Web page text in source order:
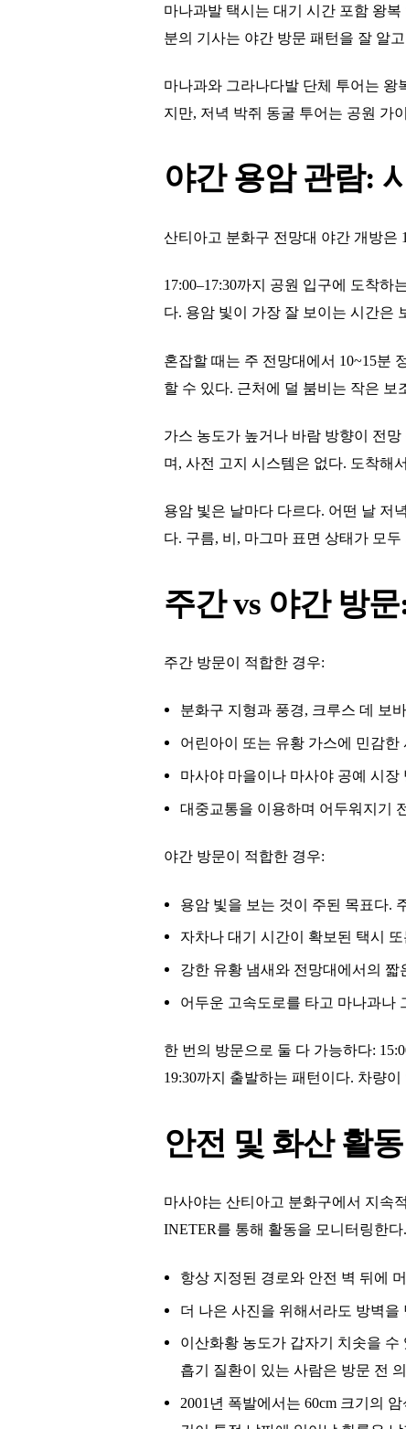
마나과발 택시는 대기 시간 포함 왕
분의 기사는 야간 방문 패턴을 잘 알
마나과와 그라나다발 단체 투어는 왕
지만, 저녁 박쥐 동굴 투어는 공원 가
야간 용암 관람:
산티아고 분화구 전망대 야간 개방은
17:00–17:30까지 공원 입구에 도착
다. 용암 빛이 가장 잘 보이는 시간은
혼잡할 때는 주 전망대에서 10~15분
할 수 있다. 근처에 덜 붐비는 작은 보
가스 농도가 높거나 바람 방향이 전
며, 사전 고지 시스템은 없다. 도착해
용암 빛은 날마다 다르다. 어떤 날 저
다. 구름, 비, 마그마 표면 상태가 모
주간 vs 야간 방
주간 방문이 적합한 경우:
분화구 지형과 풍경, 크루스 데 보
어린아이 또는 유황 가스에 민감한
마사야 마을이나 마사야 공예 시장
대중교통을 이용하며 어두워지기
야간 방문이 적합한 경우:
용암 빛을 보는 것이 주된 목표다.
자차나 대기 시간이 확보된 택시
강한 유황 냄새와 전망대에서의 짧
어두운 고속도로를 타고 마나과나
한 번의 방문으로 둘 다 가능하다:
19:30까지 출발하는 패턴이다. 차량
안전 및 화산 활
마사야는 산티아고 분화구에서 지속
INETER를 통해 활동을 모니터링한다.
항상 지정된 경로와 안전 벽 뒤에
더 나은 사진을 위해서라도 방벽
이산화황 농도가 갑자기 치솟을
흡기 질환이 있는 사람은 방문 전
2001년 폭발에서는 60cm 크기의